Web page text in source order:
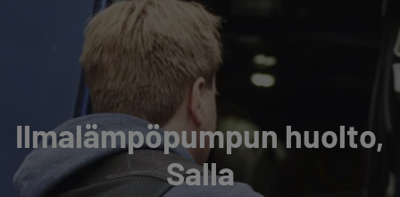
Ilmalämpöpumpun huolto,
Salla